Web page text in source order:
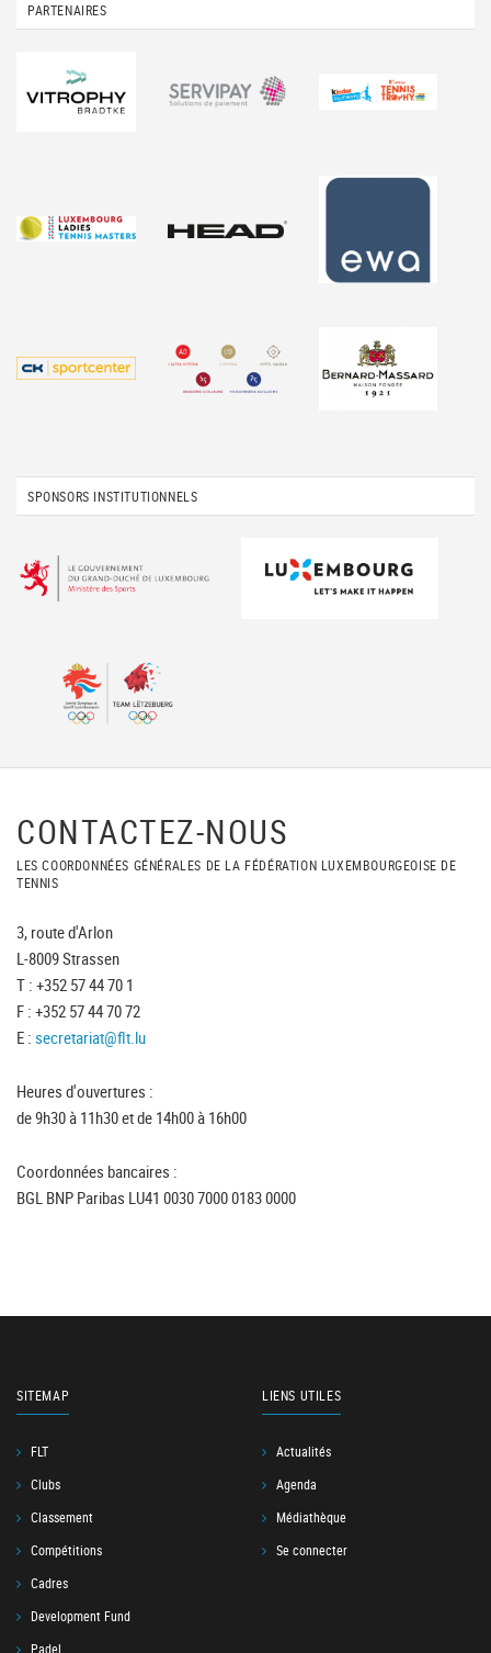
PARTENAIRES
SPONSORS INSTITUTIONNELS
CONTACTEZ-NOUS
LES COORDONNÉES GÉNÉRALES DE LA FÉDÉRATION LUXEMBOURGEOISE DE
TENNIS
3, route d'Arlon
L-8009 Strassen
T : +352 57 44 70 1
F : +352 57 44 70 72
E : secretariat@flt.lu
Heures d'ouvertures :
de 9h30 à 11h30 et de 14h00 à 16h00
Coordonnées bancaires :
BGL BNP Paribas LU41 0030 7000 0183 0000
SITEMAP
FLT
Clubs
Classement
Compétitions
Cadres
Development Fund
Padel
LIENS UTILES
Actualités
Agenda
Médiathèque
Se connecter